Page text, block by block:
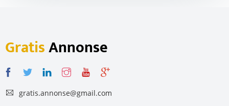
GratisAnnonse
gratis.annonse@gmail.com